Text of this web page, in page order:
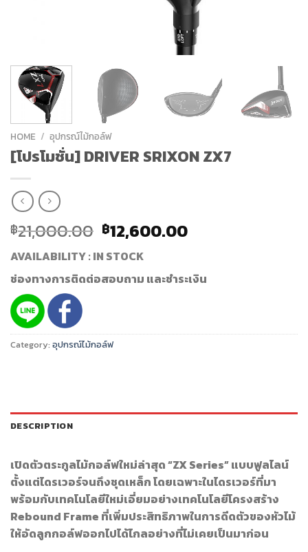
HOME / อุปกรณ์ไม้กอล์ฟ
[โปรโมชั่น] DRIVER SRIXON ZX7
฿21,000.00 ฿12,600.00
AVAILABILITY : IN STOCK
ช่องทางการติดต่อสอบถาม และชำระเงิน
Category: อุปกรณ์ไม้กอล์ฟ
DESCRIPTION
เปิดตัวตระกูลไม้กอล์ฟใหม่ล่าสุด “ZX Series” แบบฟูลไลน์
ตั้งแต่ไดรเวอร์จนถึงชุดเหล็ก โดยเฉพาะในไดรเวอร์ที่มา
พร้อมกับเทคโนโลยีใหม่เอี่ยมอย่างเทคโนโลยีโครงสร้าง
Rebound Frame ที่เพิ่มประสิทธิภาพในการดีดตัวของหัวไม้
ให้อัดลูกกอล์ฟออกไปได้ไกลอย่างที่ไม่เคยเป็นมาก่อน